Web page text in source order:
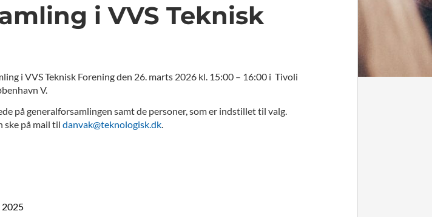
i VVS Teknisk
i VVS Teknisk Forening den 26. marts 2026 kl. 15:00 – 16:00 i Tivoli
V.
på generalforsamlingen samt de personer, som er indstillet til valg.
ske på mail tildanvak@teknologisk.dk.
2025